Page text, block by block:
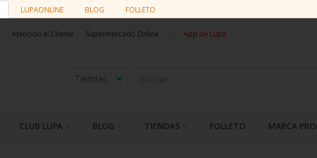
LUPAONLINE BLOG FOLLETO
Atención al Cliente Supermercado Online App de Lupa
CLUB LUPA BLOG TIENDAS FOLLETO MARCA